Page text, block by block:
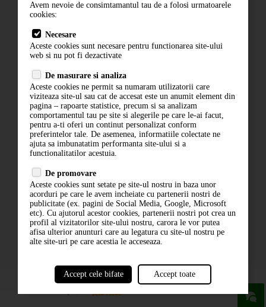
Cum comand
Livrare
Contact
Politica de confidentialitate
ANPC
ABONARE LA NEWSLETTER
ABONARE
Avem nevoie de consimtamantul tau de a folosi urmatoarele
cookies:
Necesare
Aceste cookies sunt necesare pentru functionarea site-ului
web si nu pot fi dezactivate
De masurare si analiza
Aceste cookies ne permit sa numaram utilizatorii care
viziteaza site-ul sau cat de accesat este un anumit element din
pagina – rapoarte statistice, precum si sa analizam
comportamentul tau pe site si alegerile pe care le-ai facut,
pentru a-ti oferi un continut personalizat conform
preferintelor tale. De asemenea, informatiile colectate ne
ajuta sa imbunatatim performanta site-ului si a
functionalitatilor acestuia.
De promovare
Aceste cookies sunt setate pe site-ul nostru in baza unor
acorduri pe care le avem incheiate cu partenerii nostri de
publicitate (ex. pagini de Social Media, Google, Microsoft
etc). Cu ajutorul acestor cookies, partenerii nostri pot crea un
profil al vizitatorilor site-ului nostru, carora le vor putea
afisa ulterior anunturi care au legatura cu site-ul nostru pe
alte site-uri pe care acestia le acceseaza.
Accept cele bifate Accept toate